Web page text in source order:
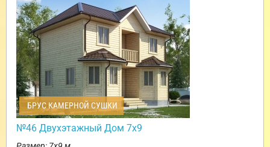
БРУС КАМЕРНОЙ СУШКИ
№46 Двухэтажный Дом 7х9